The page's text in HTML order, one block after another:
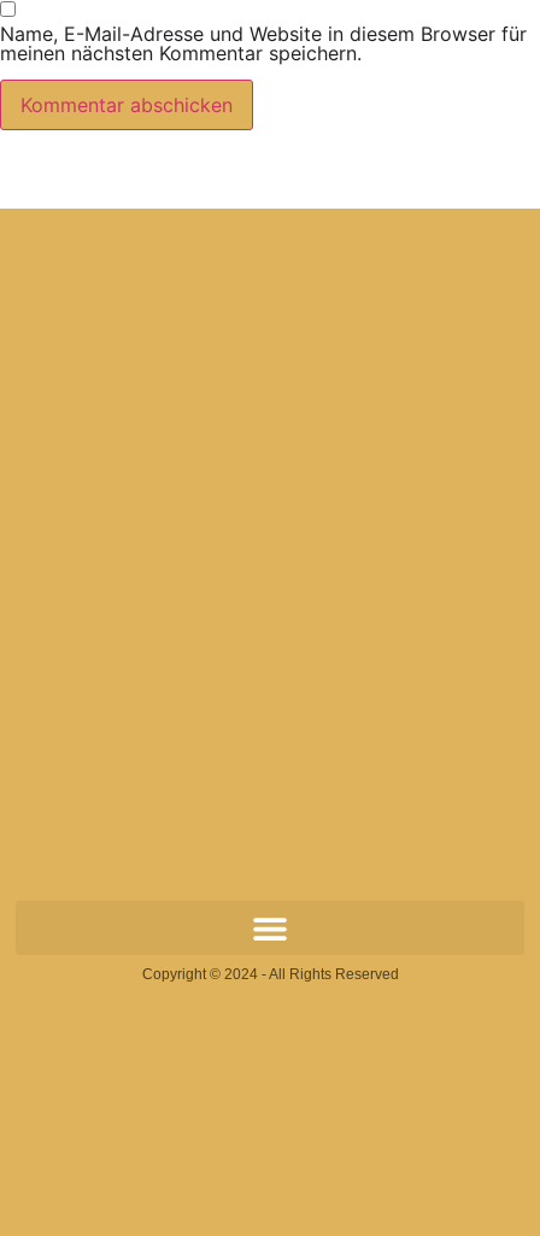
Name, E-Mail-Adresse und Website in diesem Browser für
meinen nächsten Kommentar speichern.
Copyright © 2024 - All Rights Reserved